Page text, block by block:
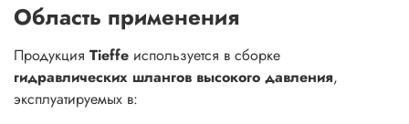
Область применения
Продукция Tieffe используется в сборке
гидравлических шлангов высокого давления,
эксплуатируемых в: